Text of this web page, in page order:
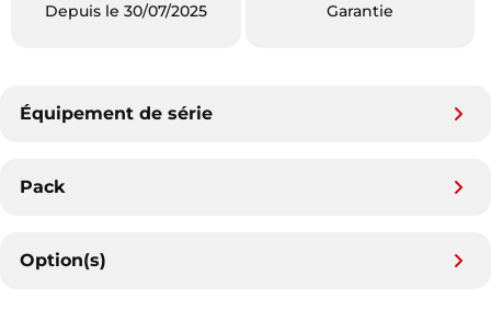
Depuis le 30/07/2025 Garantie
Équipement de série
Pack
Option(s)